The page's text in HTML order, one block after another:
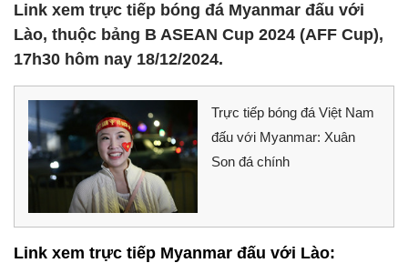
Link xem trực tiếp bóng đá Myanmar đấu với
Lào, thuộc bảng B ASEAN Cup 2024 (AFF Cup),
17h30 hôm nay 18/12/2024.
Trực tiếp bóng đá Việt Nam
đấu với Myanmar: Xuân
Son đá chính
Link xem trực tiếp Myanmar đấu với Lào: